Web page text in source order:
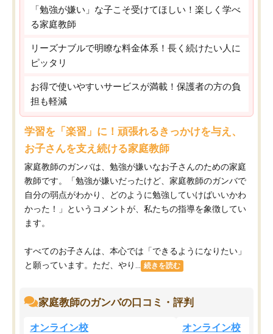
「勉強が嫌い」な子こそ受けてほしい！楽しく学べ
る家庭教師
リーズナブルで明瞭な料金体系！長く続けたい人に
ピッタリ
お得で使いやすいサービスが満載！保護者の方の負
担も軽減
学習を「楽習」に！頑張れるきっかけを与え、
お子さんを支え続ける家庭教師
家庭教師のガンバは、勉強が嫌いなお子さんのための家庭
教師です。「勉強が嫌いだったけど、家庭教師のガンバで
自分の弱点がわかり、どのように勉強していけばいいかわ
かった！」というコメントが、私たちの指導を象徴してい
ます。
すべてのお子さんは、本心では「できるようになりたい」
と願っています。ただ、やり...
続きを読む
家庭教師のガンバの口コミ・評判
オンライン校 オンライン校